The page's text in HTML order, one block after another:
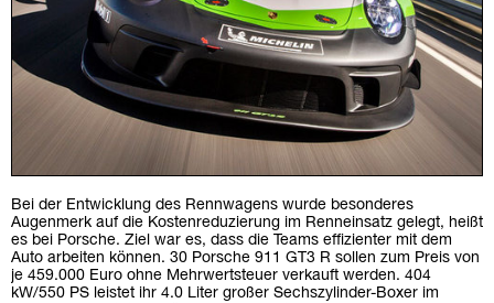
Bei der Entwicklung des Rennwagens wurde besonderes
Augenmerk auf die Kostenreduzierung im Renneinsatz gelegt, heißt
es bei Porsche. Ziel war es, dass die Teams effizienter mit dem
Auto arbeiten können. 30 Porsche 911 GT3 R sollen zum Preis von
je 459.000 Euro ohne Mehrwertsteuer verkauft werden. 404
kW/550 PS leistet ihr 4.0 Liter großer Sechszylinder-Boxer im